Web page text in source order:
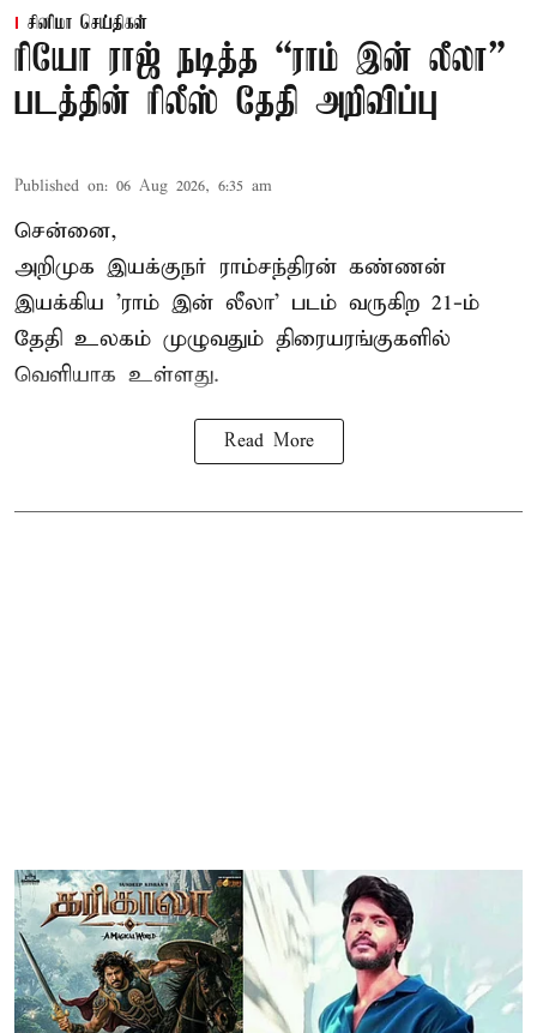
சினிமா செய்திகள்
ரியோ ராஜ் நடித்த “ராம் இன் லீலா”
படத்தின் ரிலீஸ் தேதி அறிவிப்பு
Published on: 06 Aug 2026, 6:35 am
சென்னை,
அறிமுக இயக்குநர் ராம்சந்திரன் கண்ணன்
இயக்கிய 'ராம் இன் லீலா' படம் வருகிற 21-ம்
தேதி உலகம் முழுவதும் திரையரங்குகளில்
வெளியாக உள்ளது.
Read More